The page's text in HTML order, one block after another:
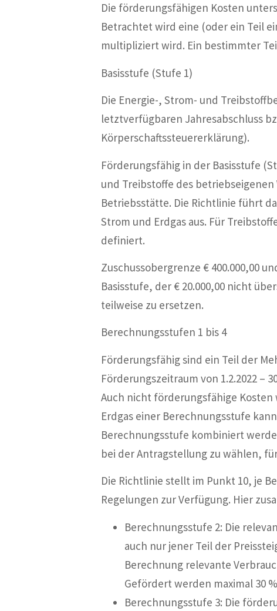
Die förderungsfähigen Kosten
Betrachtet wird eine (oder ein Teil
multipliziert wird. Ein bestimmter
Basisstufe (Stufe 1)
Die Energie-, Strom- und
letztverfügbaren Jahresabschluss
Körperschaftssteuererklärung).
Förderungsfähig in der Basisstufe
und Treibstoffe des betriebseigenen
Betriebsstätte. Die Richtlinie führt
Strom und Erdgas aus. Für
definiert.
Zuschussobergrenze € 400.000,00
Basisstufe, der € 20.000,00 nicht
teilweise zu ersetzen.
Berechnungsstufen 1 bis 4
Förderungsfähig sind ein Teil der
Förderungszeitraum von 1.2.2022 –
Auch nicht förderungsfähige
Erdgas einer Berechnungsstufe
Berechnungsstufe kombiniert
bei der Antragstellung zu wählen,
Die Richtlinie stellt im Punkt 10, je
Regelungen zur Verfügung. Hier
Berechnungsstufe 2: Die
auch nur jener Teil der
Berechnung relevante
Gefördert werden maximal 30
Berechnungsstufe 3: Die